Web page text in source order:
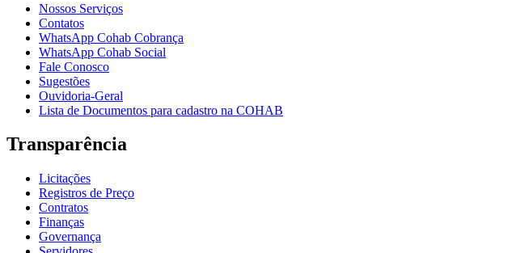
Nossos Serviços
Contatos
WhatsApp Cohab Cobrança
WhatsApp Cohab Social
Fale Conosco
Sugestões
Ouvidoria-Geral
Lista de Documentos para cadastro na COHAB
Transparência
Licitações
Registros de Preço
Contratos
Finanças
Governança